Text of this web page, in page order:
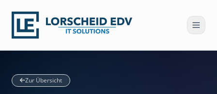
Zur Übersicht